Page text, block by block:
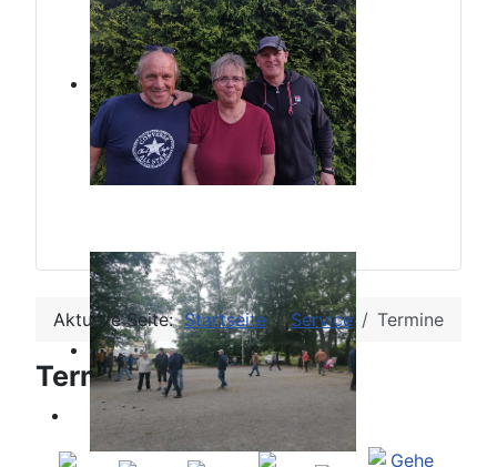
Aktuelle Seite:Startseite Service Termine
Terminkalender